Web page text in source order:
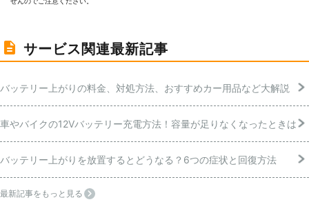
サービス関連最新記事
バッテリー上がりの料金、対処方法、おすすめカー用品など大解説
車やバイクの12Vバッテリー充電方法！容量が足りなくなったときは
バッテリー上がりを放置するとどうなる？6つの症状と回復方法
最新記事をもっと見る